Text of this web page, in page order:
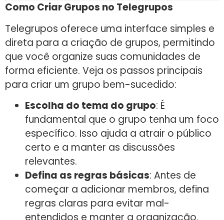
Como Criar Grupos no Telegrupos
Telegrupos oferece uma interface simples e
direta para a criação de grupos, permitindo
que você organize suas comunidades de
forma eficiente. Veja os passos principais
para criar um grupo bem-sucedido:
Escolha do tema do grupo: É
fundamental que o grupo tenha um foco
específico. Isso ajuda a atrair o público
certo e a manter as discussões
relevantes.
Defina as regras básicas: Antes de
começar a adicionar membros, defina
regras claras para evitar mal-
entendidos e manter a organização.